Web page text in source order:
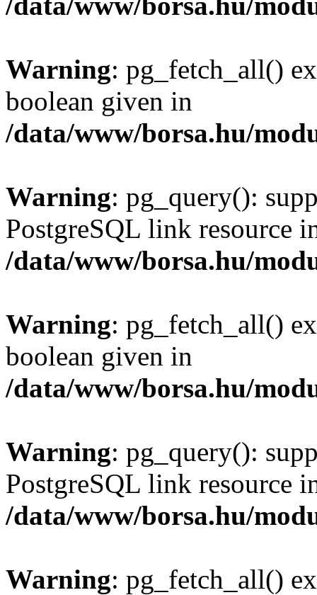
Warning: pg_fetch_all()
boolean given in
/data/www/borsa.hu/
Warning: pg_query():
PostgreSQL link resource
/data/www/borsa.hu/
Warning: pg_fetch_all()
boolean given in
/data/www/borsa.hu/
Warning: pg_query():
PostgreSQL link resource
/data/www/borsa.hu/
Warning: pg_fetch_all()